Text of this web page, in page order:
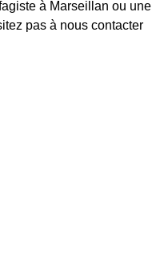
à Marseillan ou une
pas à nous contacter